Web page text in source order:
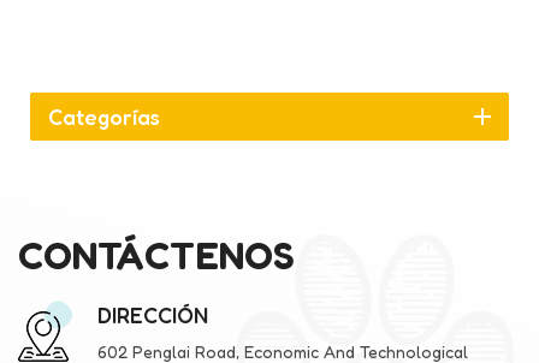
Categorías
CONTÁCTENOS
DIRECCIÓN
602 Penglai Road, Economic And Technological